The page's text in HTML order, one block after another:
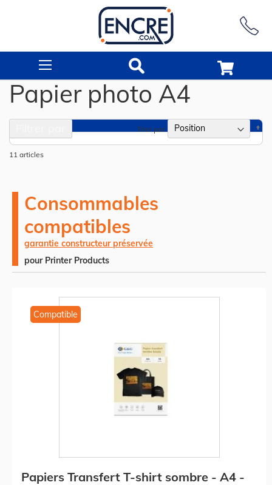
Papier photo A4
11 articles
Trier par
Consommables
compatibles
garantie constructeur préservée
pour Printer Products
Compatible
Papiers Transfert T-shirt sombre - A4 -